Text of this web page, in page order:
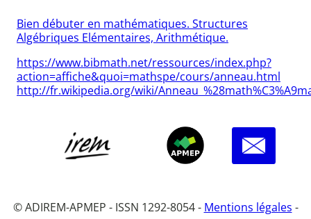
Bien débuter en mathématiques. Structures
Algébriques Elémentaires, Arithmétique.
https://www.bibmath.net/ressources/index.php?
action=affiche&quoi=mathspe/cours/anneau.html
http://fr.wikipedia.org/wiki/
© ADIREM-APMEP - ISSN 1292-8054 - Mentions légales -